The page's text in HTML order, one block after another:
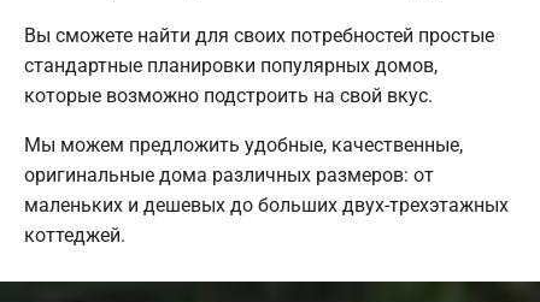
Вы сможете найти для своих потребностей простые
стандартные планировки популярных домов,
которые возможно подстроить на свой вкус.
Мы можем предложить удобные, качественные,
оригинальные дома различных размеров: от
маленьких и дешевых до больших двух-трехэтажных
коттеджей.